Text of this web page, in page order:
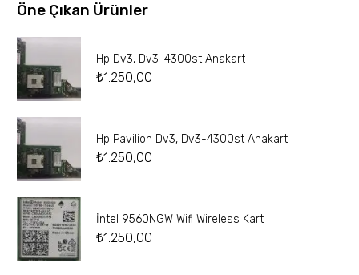
Öne Çıkan Ürünler
Hp Dv3, Dv3-4300st Anakart
₺1.250,00
Hp Pavilion Dv3, Dv3-4300st Anakart
₺1.250,00
İntel 9560NGW Wifi Wireless Kart
₺1.250,00